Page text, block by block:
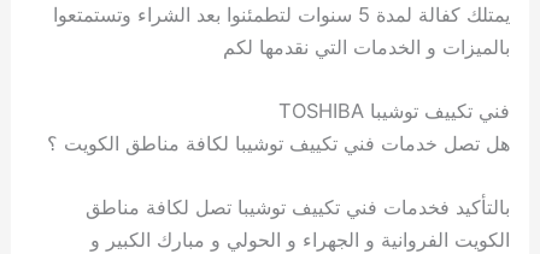
يمتلك كفالة لمدة 5 سنوات لتطمئنوا بعد الشراء وتستمتعوا
بالميزات و الخدمات التي نقدمها لكم
فني تكييف توشيبا TOSHIBA
هل تصل خدمات فني تكييف توشيبا لكافة مناطق الكويت ؟
بالتأكيد فخدمات فني تكييف توشيبا تصل لكافة مناطق
الكويت الفروانية و الجهراء و الحولي و مبارك الكبير و